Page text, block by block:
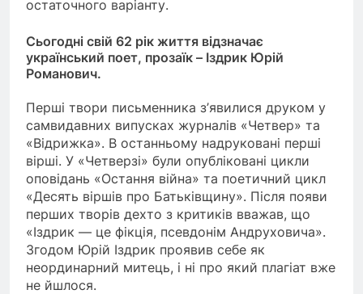
остаточного варіанту.
Сьогодні свій 62 рік життя відзначає
український поет, прозаїк – Іздрик Юрій
Романович.
Перші твори письменника з’явилися друком у
самвидавних випусках журналів «Четвер» та
«Відрижка». В останньому надруковані перші
вірші. У «Четверзі» були опубліковані цикли
оповідань «Остання війна» та поетичний цикл
«Десять віршів про Батьківщину». Після появи
перших творів дехто з критиків вважав, що
«Іздрик — це фікція, псевдонім Андруховича».
Згодом Юрій Іздрик проявив себе як
неординарний митець, і ні про який плагіат вже
не йшлося.